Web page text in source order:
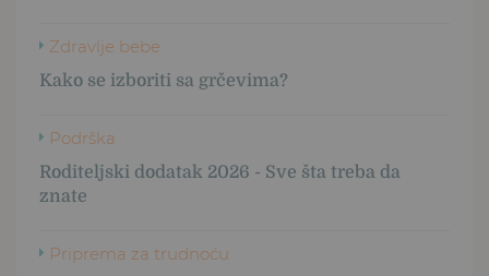
Zdravlje bebe
Kako se izboriti sa grčevima?
Podrška
Roditeljski dodatak 2026 - Sve šta treba da
znate
Priprema za trudnoću